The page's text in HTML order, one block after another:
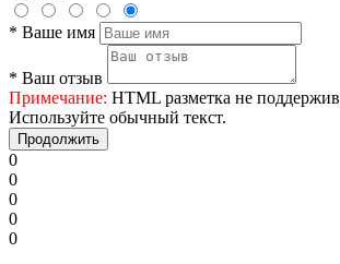
* Ваше имя
* Ваш отзыв
Примечание: HTML разметка не
Используйте обычный текст.
Продолжить
0
0
0
0
0